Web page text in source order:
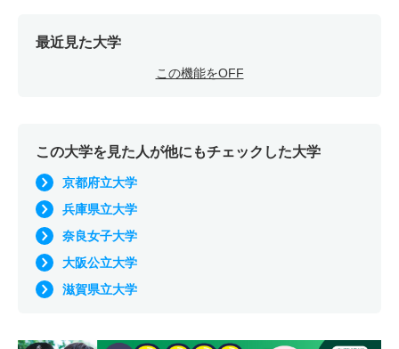
最近見た大学
この機能をOFF
この大学を見た人が他にもチェックした大学
京都府立大学
兵庫県立大学
奈良女子大学
大阪公立大学
滋賀県立大学